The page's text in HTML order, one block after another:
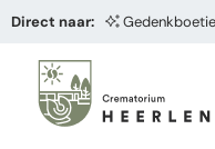
Direct naar: